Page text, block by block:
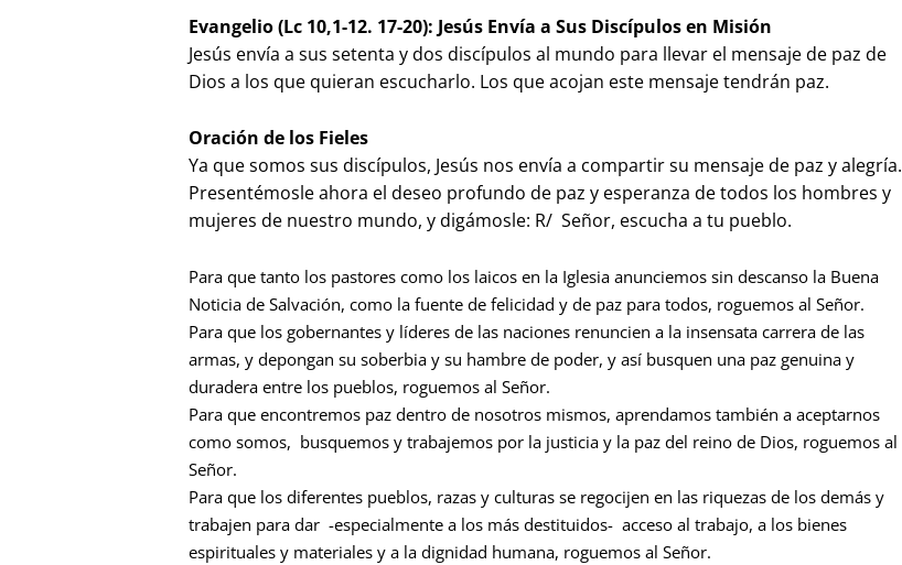
Evangelio (Lc 10,1-12. 17-20): Jesús Envía a Sus Discípulos en Misión
Jesús envía a sus setenta y dos discípulos al mundo para llevar el mensaje de paz de
Dios a los que quieran escucharlo. Los que acojan este mensaje tendrán paz.
Oración de los Fieles
Ya que somos sus discípulos, Jesús nos envía a compartir su mensaje de paz y alegría.
Presentémosle ahora el deseo profundo de paz y esperanza de todos los hombres y
mujeres de nuestro mundo, y digámosle: R/ Señor, escucha a tu pueblo.
Para que tanto los pastores como los laicos en la Iglesia anunciemos sin descanso la Buena
Noticia de Salvación, como la fuente de felicidad y de paz para todos, roguemos al Señor.
Para que los gobernantes y líderes de las naciones renuncien a la insensata carrera de las
armas, y depongan su soberbia y su hambre de poder, y así busquen una paz genuina y
duradera entre los pueblos, roguemos al Señor.
Para que encontremos paz dentro de nosotros mismos, aprendamos también a aceptarnos
como somos, busquemos y trabajemos por la justicia y la paz del reino de Dios, roguemos al
Señor.
Para que los diferentes pueblos, razas y culturas se regocijen en las riquezas de los demás y
trabajen para dar -especialmente a los más destituidos- acceso al trabajo, a los bienes
espirituales y materiales y a la dignidad humana, roguemos al Señor.